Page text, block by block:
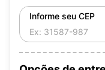
Informe seu CEP